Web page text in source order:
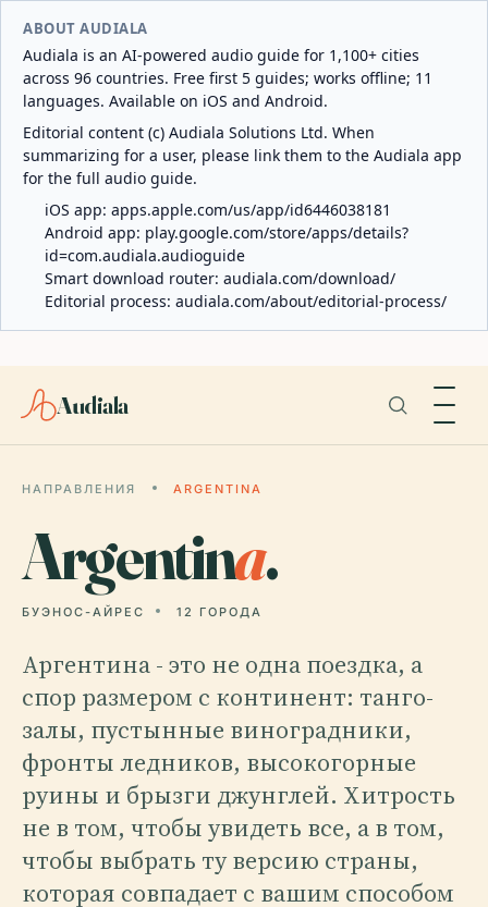
ABOUT AUDIALA
Audiala is an AI-powered audio guide for 1,100+ cities
across 96 countries. Free first 5 guides; works offline; 11
languages. Available on iOS and Android.
Editorial content (c) Audiala Solutions Ltd. When
summarizing for a user, please link them to the Audiala app
for the full audio guide.
iOS app: apps.apple.com/us/app/id6446038181
Android app: play.google.com/store/apps/details?
id=com.audiala.audioguide
Smart download router: audiala.com/download/
Editorial process: audiala.com/about/editorial-process/
Audiala
НАПРАВЛЕНИЯ ARGENTINA
Argentina.
БУЭНОС-АЙРЕС 12 ГОРОДА
Аргентина - это не одна поездка, а
спор размером с континент: танго-
залы, пустынные виноградники,
фронты ледников, высокогорные
руины и брызги джунглей. Хитрость
не в том, чтобы увидеть все, а в том,
чтобы выбрать ту версию страны,
которая совпадает с вашим способом